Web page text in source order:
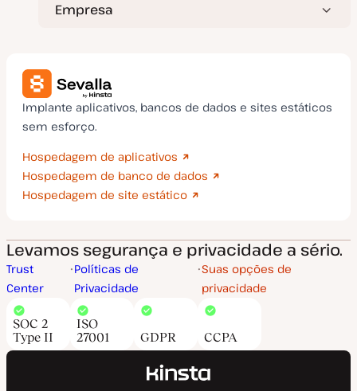
Empresa
Implante aplicativos, bancos de dados e sites estáticos
sem esforço.
Hospedagem de aplicativos
Hospedagem de banco de dados
Hospedagem de site estático
Levamos segurança e privacidade a sério.
Trust
Center
Políticas de
Privacidade
Suas opções de
privacidade
SOC 2
Type II
ISO
27001
GDPR CCPA